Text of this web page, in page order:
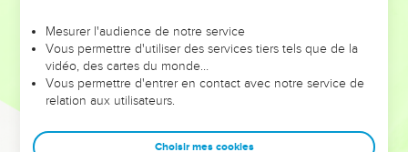
leur foi ou leur vision. Mais on voit moins les doutes, les erreurs
et les saisons difficiles qu'ils ont traversés, alors même que ce
sont elles qui les ont façonnés.
Dans cette conférence, leaders, entrepreneurs, et responsables
clés pour avancer avec plus de sagesse afin que leurs erreurs
Mesurer l'audience de notre service
Vous permettre d'utiliser des services tiers tels que de la
vidéo, des cartes du monde…
Vous permettre d'entrer en contact avec notre service de
relation aux utilisateurs.
Choisir mes cookies